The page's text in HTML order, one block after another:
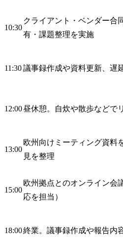
10:30
クライアント・ベンダー合
有・課題整理を実施
11:30議事録作成や資料更新、遅
12:00昼休憩。自炊や散歩などで
13:00
欧州向けミーティング資料
見を整理
15:00
欧州拠点とのオンライン会
応を担当）
18:00終業。議事録作成や報告内